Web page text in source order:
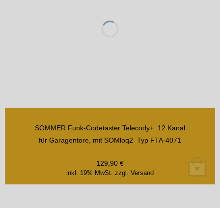
SOMMER Funk-Codetaster Telecody+ 12 Kanal
für Garagentore, mit SOMloq2 Typ FTA-4071
inkl. 19% MwSt. zzgl. Versand
129,90 €